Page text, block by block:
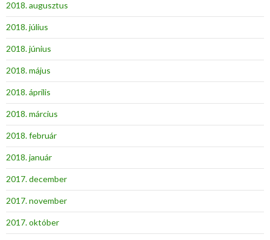
2018. augusztus
2018. július
2018. június
2018. május
2018. április
2018. március
2018. február
2018. január
2017. december
2017. november
2017. október